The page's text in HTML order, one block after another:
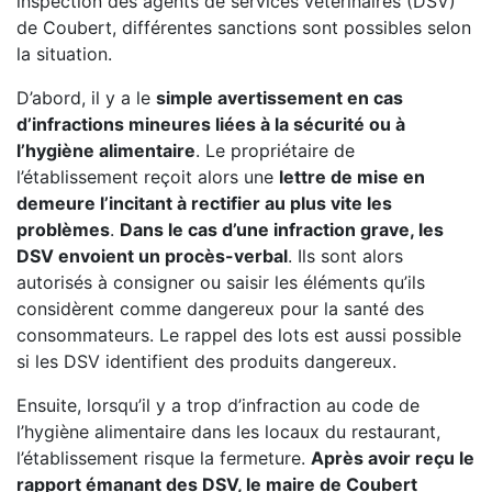
de Coubert, différentes sanctions sont possibles selon
la situation.
D’abord, il y a le simple avertissement en cas
d’infractions mineures liées à la sécurité ou à
l’hygiène alimentaire. Le propriétaire de
l’établissement reçoit alors une lettre de mise en
demeure l’incitant à rectifier au plus vite les
problèmes. Dans le cas d’une infraction grave, les
DSV envoient un procès-verbal. Ils sont alors
autorisés à consigner ou saisir les éléments qu’ils
considèrent comme dangereux pour la santé des
consommateurs. Le rappel des lots est aussi possible
si les DSV identifient des produits dangereux.
Ensuite, lorsqu’il y a trop d’infraction au code de
l’hygiène alimentaire dans les locaux du restaurant,
l’établissement risque la fermeture. Après avoir reçu le
rapport émanant des DSV, le maire de Coubert